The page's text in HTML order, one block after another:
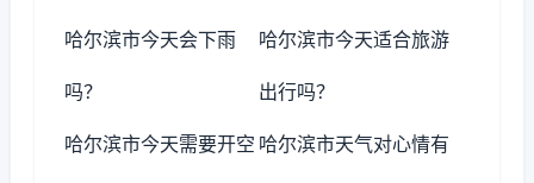
哈尔滨市今天会下雨
吗？
哈尔滨市今天适合旅游
出行吗？
哈尔滨市今天需要开空 哈尔滨市天气对心情有